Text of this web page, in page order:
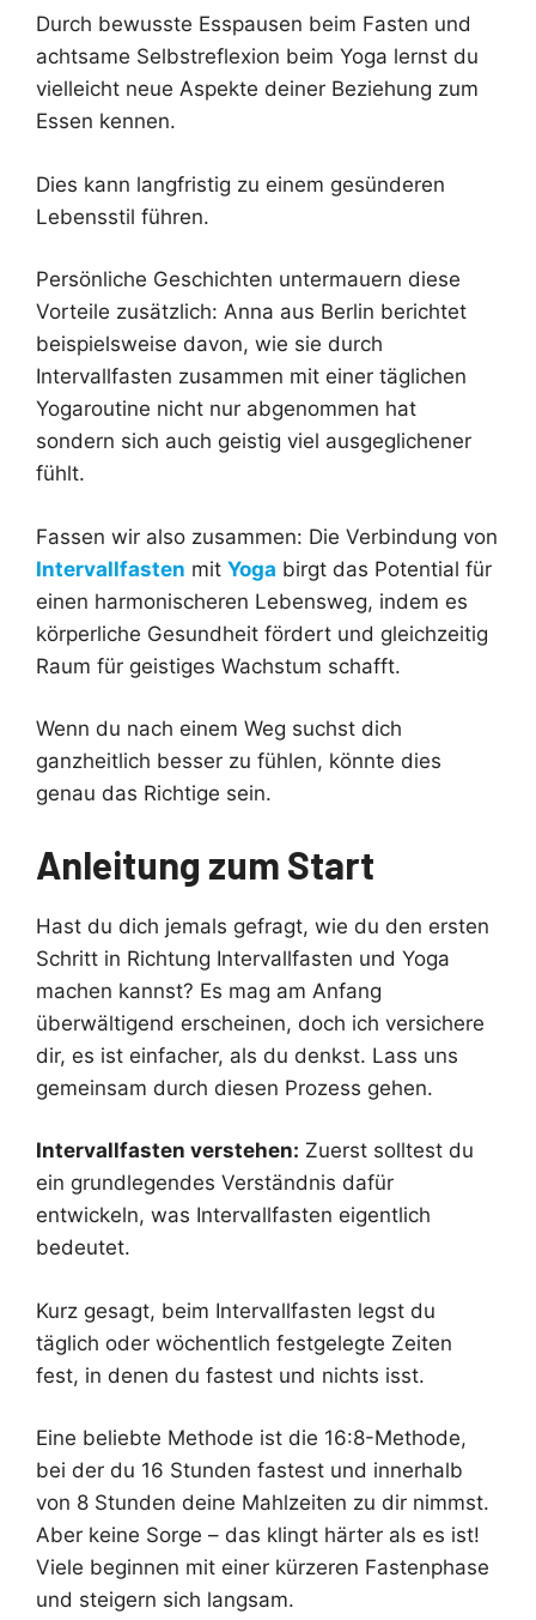
Durch bewusste Esspausen beim Fasten und
achtsame Selbstreflexion beim Yoga lernst du
vielleicht neue Aspekte deiner Beziehung zum
Essen kennen.
Dies kann langfristig zu einem gesünderen
Lebensstil führen.
Persönliche Geschichten untermauern diese
Vorteile zusätzlich: Anna aus Berlin berichtet
beispielsweise davon, wie sie durch
Intervallfasten zusammen mit einer täglichen
Yogaroutine nicht nur abgenommen hat
sondern sich auch geistig viel ausgeglichener
fühlt.
Fassen wir also zusammen: Die Verbindung von
Intervallfasten mit Yoga birgt das Potential für
einen harmonischeren Lebensweg, indem es
körperliche Gesundheit fördert und gleichzeitig
Raum für geistiges Wachstum schafft.
Wenn du nach einem Weg suchst dich
ganzheitlich besser zu fühlen, könnte dies
genau das Richtige sein.
Anleitung zum Start
Hast du dich jemals gefragt, wie du den ersten
Schritt in Richtung Intervallfasten und Yoga
machen kannst? Es mag am Anfang
überwältigend erscheinen, doch ich versichere
dir, es ist einfacher, als du denkst. Lass uns
gemeinsam durch diesen Prozess gehen.
Intervallfasten verstehen: Zuerst solltest du
ein grundlegendes Verständnis dafür
entwickeln, was Intervallfasten eigentlich
bedeutet.
Kurz gesagt, beim Intervallfasten legst du
täglich oder wöchentlich festgelegte Zeiten
fest, in denen du fastest und nichts isst.
Eine beliebte Methode ist die 16:8-Methode,
bei der du 16 Stunden fastest und innerhalb
von 8 Stunden deine Mahlzeiten zu dir nimmst.
Aber keine Sorge – das klingt härter als es ist!
Viele beginnen mit einer kürzeren Fastenphase
und steigern sich langsam.